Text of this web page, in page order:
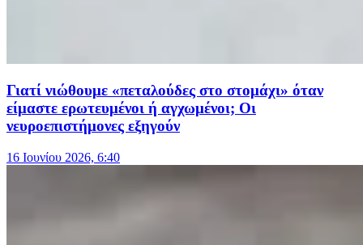
Γιατί νιώθουμε «πεταλούδες στο στομάχι» όταν
είμαστε ερωτευμένοι ή αγχωμένοι; Οι
νευροεπιστήμονες εξηγούν
16 Ιουνίου 2026, 6:40